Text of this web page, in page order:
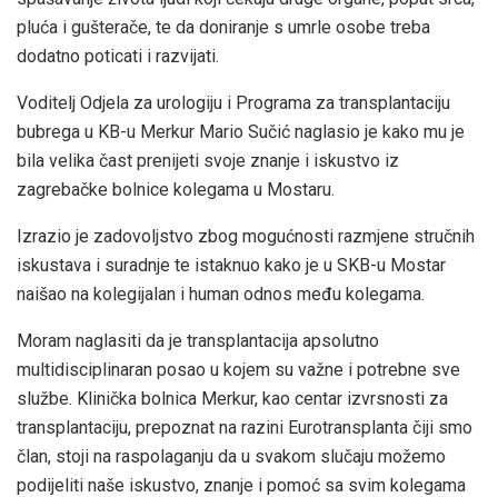
pluća i gušterače, te da doniranje s umrle osobe treba
dodatno poticati i razvijati.
Voditelj Odjela za urologiju i Programa za transplantaciju
bubrega u KB-u Merkur Mario Sučić naglasio je kako mu je
bila velika čast prenijeti svoje znanje i iskustvo iz
zagrebačke bolnice kolegama u Mostaru.
Izrazio je zadovoljstvo zbog mogućnosti razmjene stručnih
iskustava i suradnje te istaknuo kako je u SKB-u Mostar
naišao na kolegijalan i human odnos među kolegama.
Moram naglasiti da je transplantacija apsolutno
multidisciplinaran posao u kojem su važne i potrebne sve
službe. Klinička bolnica Merkur, kao centar izvrsnosti za
transplantaciju, prepoznat na razini Eurotransplanta čiji smo
član, stoji na raspolaganju da u svakom slučaju možemo
podijeliti naše iskustvo, znanje i pomoć sa svim kolegama